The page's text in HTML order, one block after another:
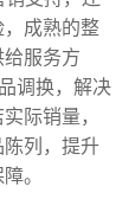
成熟的整
服务方
调换，解决
际销量，
列，提升
。